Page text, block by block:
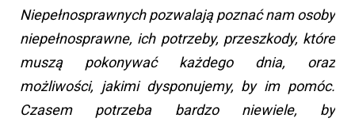
Niepełnosprawnych pozwalają poznać nam osoby
niepełnosprawne, ich potrzeby, przeszkody, które
muszą pokonywać każdego dnia, oraz
możliwości, jakimi dysponujemy, by im pomóc.
Czasem potrzeba bardzo niewiele, by